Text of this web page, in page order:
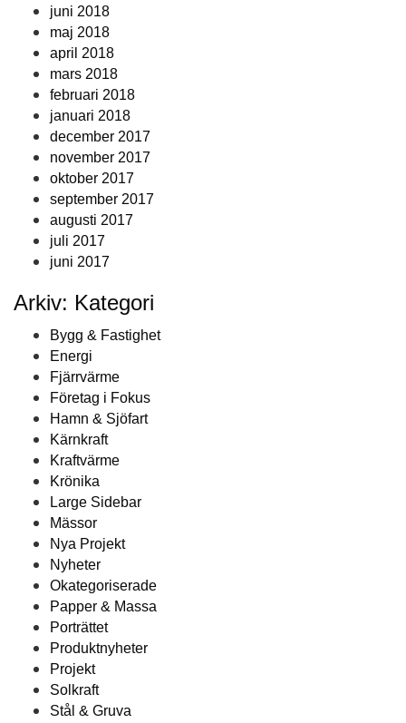
juni 2018
maj 2018
april 2018
mars 2018
februari 2018
januari 2018
december 2017
november 2017
oktober 2017
september 2017
augusti 2017
juli 2017
juni 2017
Arkiv: Kategori
Bygg & Fastighet
Energi
Fjärrvärme
Företag i Fokus
Hamn & Sjöfart
Kärnkraft
Kraftvärme
Krönika
Large Sidebar
Mässor
Nya Projekt
Nyheter
Okategoriserade
Papper & Massa
Porträttet
Produktnyheter
Projekt
Solkraft
Stål & Gruva